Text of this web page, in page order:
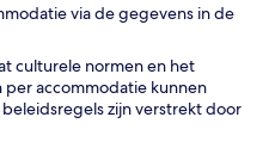
via de gegevens in de
culturele normen en het
accommodatie kunnen
zijn verstrekt door